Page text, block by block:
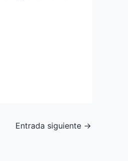
Entrada siguiente →